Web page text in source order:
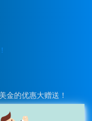
金的优惠大赠送！